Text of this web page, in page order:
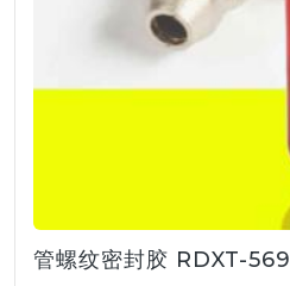
管螺纹密封胶 RDXT-569